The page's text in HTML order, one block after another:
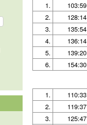
1.
103:59
2.
128:14
3.
135:54
4.
136:14
5.
139:20
6.
154:30
1.
110:33
2.
119:37
3.
125:47